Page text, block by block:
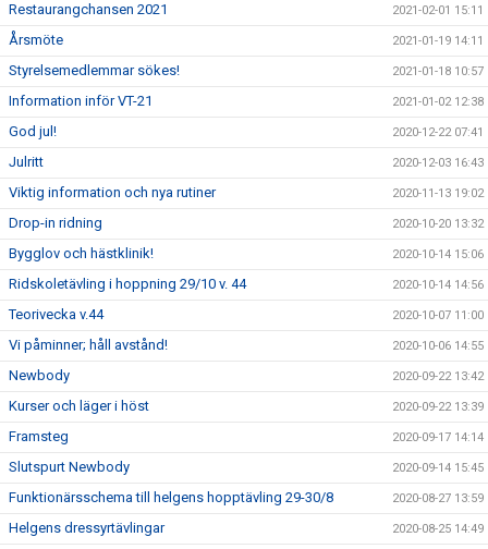
Restaurangchansen 2021 2021-02-01 15:11
Årsmöte 2021-01-19 14:11
Styrelsemedlemmar sökes! 2021-01-18 10:57
Information inför VT-21 2021-01-02 12:38
God jul! 2020-12-22 07:41
Julritt 2020-12-03 16:43
Viktig information och nya rutiner 2020-11-13 19:02
Drop-in ridning 2020-10-20 13:32
Bygglov och hästklinik! 2020-10-14 15:06
Ridskoletävling i hoppning 29/10 v. 44 2020-10-14 14:56
Teorivecka v.44 2020-10-07 11:00
Vi påminner; håll avstånd! 2020-10-06 14:55
Newbody 2020-09-22 13:42
Kurser och läger i höst 2020-09-22 13:39
Framsteg 2020-09-17 14:14
Slutspurt Newbody 2020-09-14 15:45
Funktionärsschema till helgens hopptävling 29-30/8 2020-08-27 13:59
Helgens dressyrtävlingar 2020-08-25 14:49